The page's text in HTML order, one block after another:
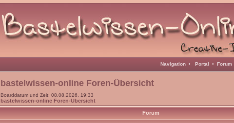
Navigation • Portal • Forum
bastelwissen-online Foren-Übersicht
Boarddatum und Zeit: 08.08.2026, 19:33
bastelwissen-online Foren-Übersicht
Forum